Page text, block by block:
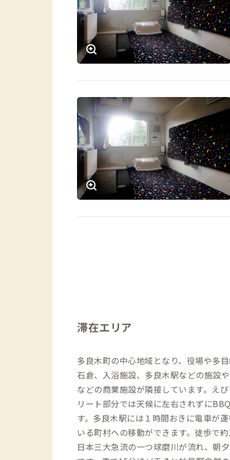
滞在エリア
多良木町の中心地域となり、役場や多
石倉、入浴施設、多良木駅などの施設
などの商業施設が隣接しています。え
リート部分では天候に左右されずに
す。多良木駅には１時間おきに電車が
いる町村への移動ができます。徒歩で
日本三大急流の一つ球磨川が流れ、朝